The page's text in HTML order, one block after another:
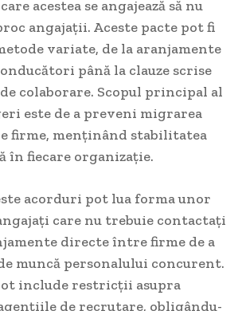
acestea se angajează să nu
angajații. Aceste pacte pot fi
variate, de la aranjamente
până la clauze scrise
colaborare. Scopul principal al
este de a preveni migrarea
firme, menținând stabilitatea
în fiecare organizație.
acorduri pot lua forma unor
care nu trebuie contactați
directe între firme de a
muncă personalului concurent.
include restricții asupra
de recrutare, obligându-